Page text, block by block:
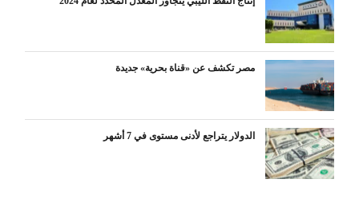
مصر تكشف عن «قناة بحرية» جديدة
الدولار يتراجع لأدنى مستوى في 7 أشهر